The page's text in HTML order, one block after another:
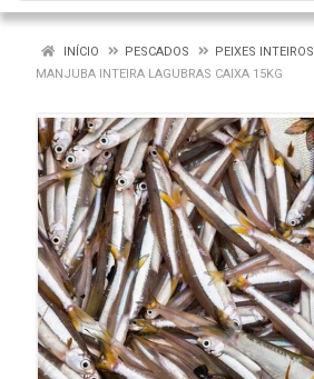
INÍCIO PESCADOS
PEIXES INTEIROS
MANJUBA INTEIRA LAGUBRAS CAIXA 15KG